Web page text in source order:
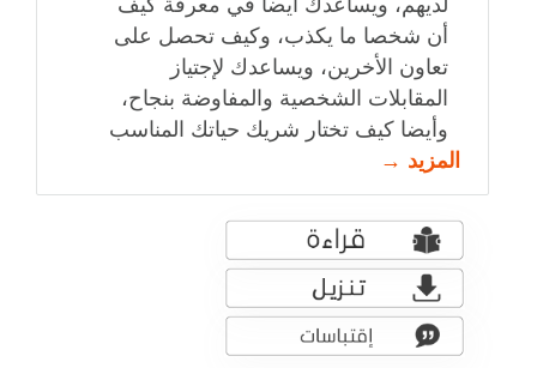
أن شخصا ما يكذب، وكيف تحصل على
تعاون اﻷخرين، ويساعدك لإجتياز
المقابلات الشخصية والمفاوضة بنجاح،
وأيضا كيف تختار شريك حياتك المناسب
المزيد →